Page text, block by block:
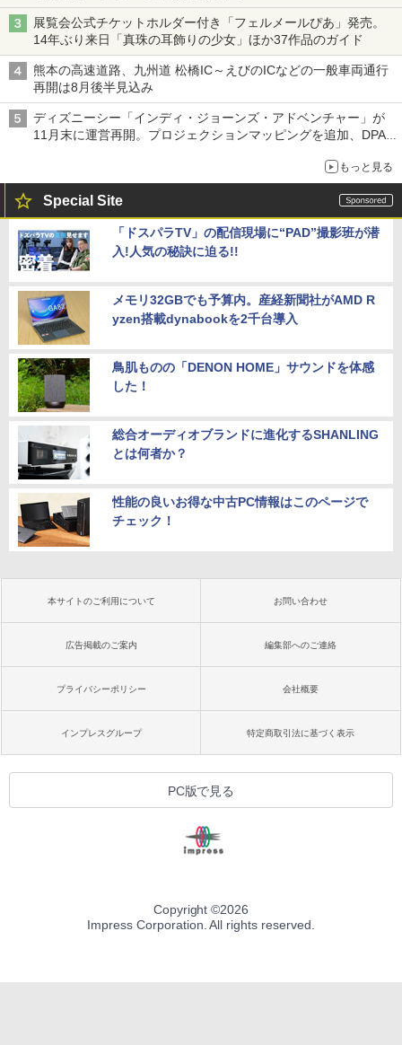
展覧会公式チケットホルダー付き「フェルメールぴあ」発売。
14年ぶり来日「真珠の耳飾りの少女」ほか37作品のガイド
熊本の高速道路、九州道 松橋IC～えびのICなどの一般車両通行
再開は8月後半見込み
ディズニーシー「インディ・ジョーンズ・アドベンチャー」が
11月末に運営再開。プロジェクションマッピングを追加、DPA
もっと見る
Special Site
「ドスパラTV」の配信現場に“PAD”撮影班が潜
入!人気の秘訣に迫る!!
メモリ32GBでも予算内。産経新聞社がAMD R
yzen搭載dynabookを2千台導入
鳥肌ものの「DENON HOME」サウンドを体感
した！
総合オーディオブランドに進化するSHANLING
とは何者か？
性能の良いお得な中古PC情報はこのページで
チェック！
本サイトのご利用について お問い合わせ
広告掲載のご案内 編集部へのご連絡
プライバシーポリシー 会社概要
インプレスグループ 特定商取引法に基づく表示
PC版で見る
Copyright ©2026
Impress Corporation. All rights reserved.